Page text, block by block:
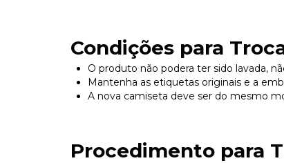
Condições para
O produto não podera ter sido lavada,
Mantenha as etiquetas originais e a
A nova camiseta deve ser do mesmo
Procedimento para